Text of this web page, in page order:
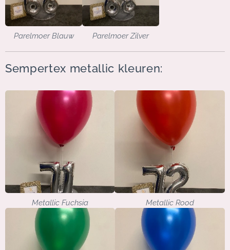
Parelmoer Blauw Parelmoer Zilver
Sempertex metallic kleuren:
Metallic Fuchsia Metallic Rood